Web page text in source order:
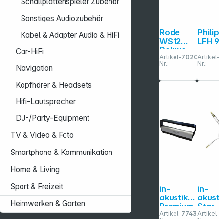
Sonstiges Audiozubehör
Kabel & Adapter Audio & HiFi
Car-HiFi
Navigation
Kopfhörer & Headsets
Hifi-Lautsprecher
DJ-/Party-Equipment
TV & Video & Foto
Smartphone & Kommunikation
Home & Living
Sport & Freizeit
Heimwerken & Garten
Rode
WS12
Deluxe
Fellwind
schutz
Artikel-
Nr.:
702046
LFH
Artikel-
Nr.:
in-
akustik
Premium
Kohlefas
Artikel-774349
in-
Star
Artikel-